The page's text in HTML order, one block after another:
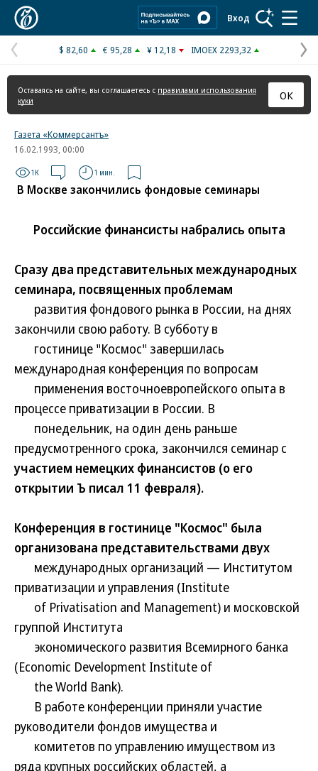
Вход
Предыдущая
страница
$ 82,60 € 95,28 ¥ 12,18 IMOEX 2293,32
Оставаясь на сайте, вы соглашаетесь с правилами использования
куки
ОК
Газета «Коммерсантъ»
16.02.1993, 00:00
1K 1 мин.
В Москве закончились фондовые семинары
Российские финансисты набрались опыта
Сразу два представительных международных
семинара, посвященных проблемам
развития фондового рынка в России, на днях
закончили свою работу. В субботу в
гостинице "Космос" завершилась
международная конференция по вопросам
применения восточноевропейского опыта в
процессе приватизации в России. В
понедельник, на один день раньше
предусмотренного срока, закончился семинар с
участием немецких финансистов (о его
открытии Ъ писал 11 февраля).
Конференция в гостинице "Космос" была
организована представительствами двух
международных организаций — Институтом
приватизации и управления (Institute
of Privatisation and Management) и московской
группой Института
экономического развития Всемирного банка
(Economic Development Institute of
the World Bank).
В работе конференции приняли участие
руководители фондов имущества и
комитетов по управлению имуществом из
ряда крупных российских областей, а